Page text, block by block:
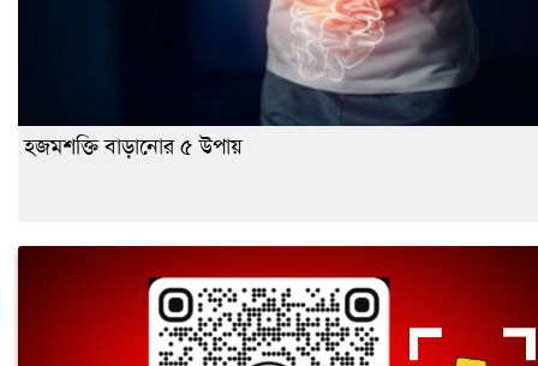
হজমশক্তি বাড়ানোর ৫ উপায়